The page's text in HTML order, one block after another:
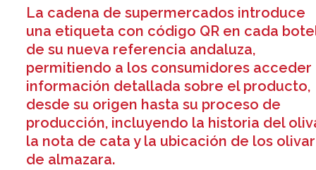
La cadena de supermercados introduce
una etiqueta con código QR en cada
de su nueva referencia andaluza,
permitiendo a los consumidores acceder
información detallada sobre el producto,
desde su origen hasta su proceso de
producción, incluyendo la historia del
la nota de cata y la ubicación de los
de almazara.